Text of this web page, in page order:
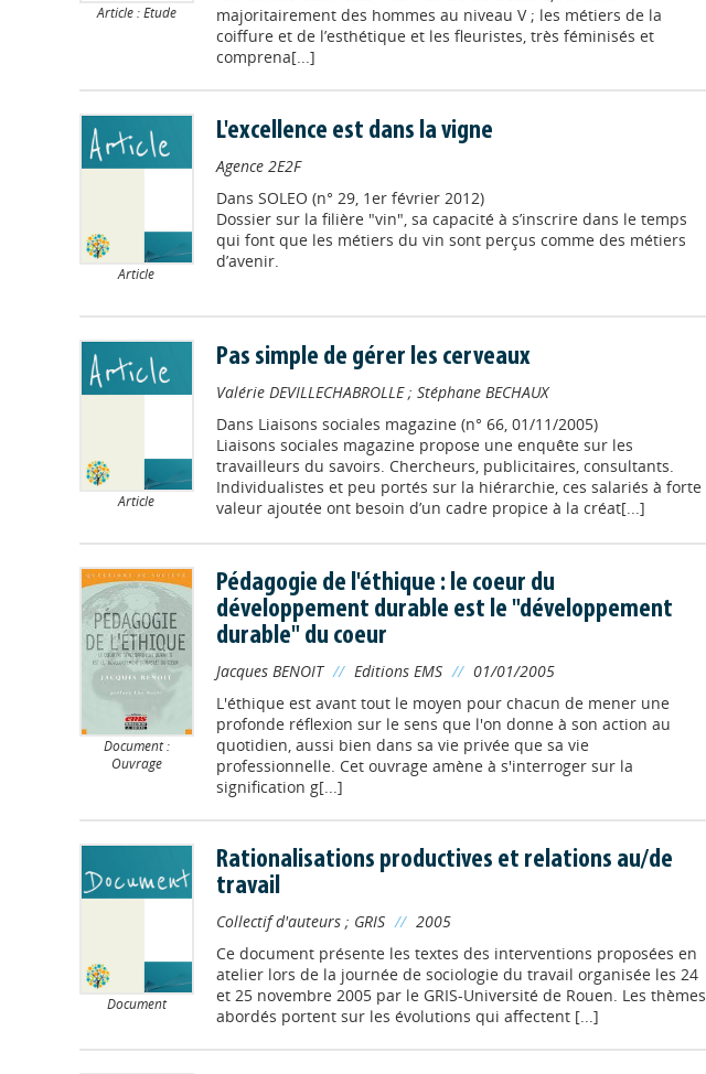
Article : Etude
majoritairement des hommes au niveau V ; les métiers de la
coiffure et de l’esthétique et les fleuristes, très féminisés et
comprena[...]
Article
L'excellence est dans la vigne
Agence 2E2F
Dans SOLEO (n° 29, 1er février 2012)
Dossier sur la filière "vin", sa capacité à s’inscrire dans le temps
qui font que les métiers du vin sont perçus comme des métiers
d’avenir.
Article
Pas simple de gérer les cerveaux
Valérie DEVILLECHABROLLE; Stéphane BECHAUX
Dans Liaisons sociales magazine (n° 66, 01/11/2005)
Liaisons sociales magazine propose une enquête sur les
travailleurs du savoirs. Chercheurs, publicitaires, consultants.
Individualistes et peu portés sur la hiérarchie, ces salariés à forte
valeur ajoutée ont besoin d’un cadre propice à la créat[...]
Document :
Ouvrage
Pédagogie de l'éthique : le coeur du
développement durable est le "développement
durable" du coeur
Jacques BENOIT // Editions EMS // 01/01/2005
L'éthique est avant tout le moyen pour chacun de mener une
profonde réflexion sur le sens que l'on donne à son action au
quotidien, aussi bien dans sa vie privée que sa vie
professionnelle. Cet ouvrage amène à s'interroger sur la
signification g[...]
Document
Rationalisations productives et relations au/de
travail
Collectif d'auteurs; GRIS // 2005
Ce document présente les textes des interventions proposées en
atelier lors de la journée de sociologie du travail organisée les 24
et 25 novembre 2005 par le GRIS-Université de Rouen. Les thèmes
abordés portent sur les évolutions qui affectent [...]